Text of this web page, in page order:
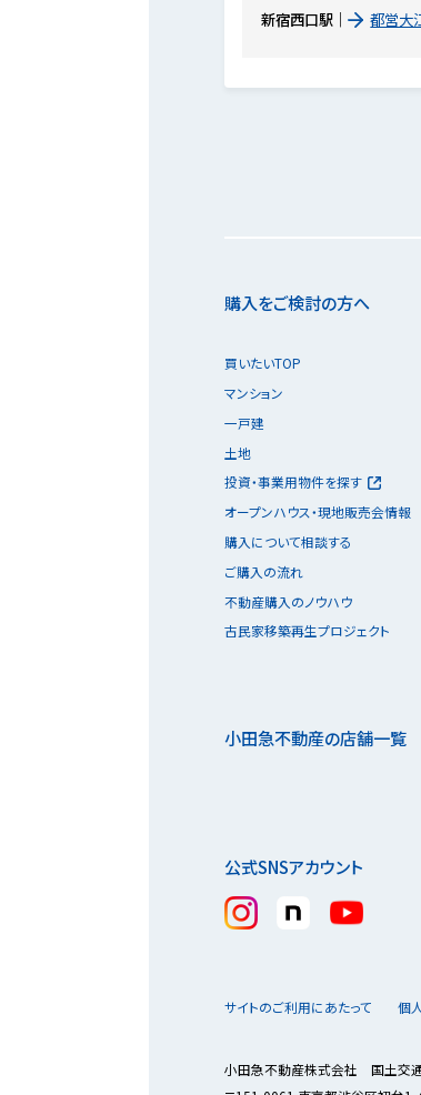
新宿西口駅 都営大
購入をご検討の方へ
買いたいTOP
マンション
一戸建
土地
投資・事業用物件を探す
オープンハウス・現地販売会情報
購入について相談する
ご購入の流れ
不動産購入のノウハウ
古民家移築再生プロジェクト
小田急不動産の店舗一覧
公式SNSアカウント
サイトのご利用にあたって 個
小田急不動産株式会社 国土交